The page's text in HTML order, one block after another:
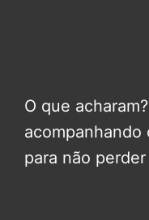
O que
acompanhando
para não